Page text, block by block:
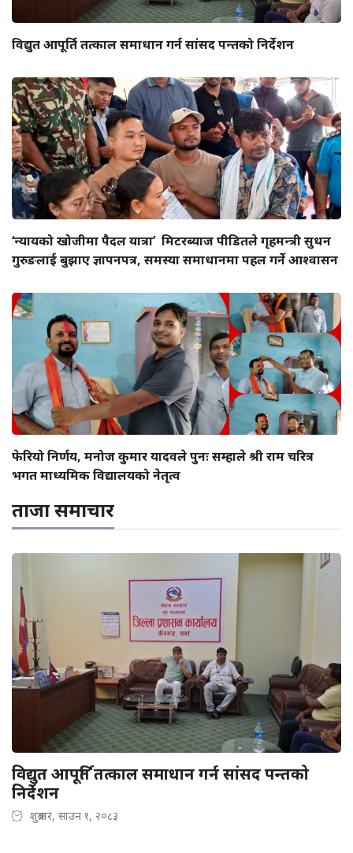
विद्युत आपूर्ति तत्काल समाधान गर्न सांसद पन्तको निर्देशन
‘न्यायको खोजीमा पैदल यात्रा’ मिटरब्याज पीडितले गृहमन्त्री सुधन
गुरुङलाई बुझाए ज्ञापनपत्र, समस्या समाधानमा पहल गर्ने आश्वासन
फेरियो निर्णय, मनोज कुमार यादवले पुनः सम्हाले श्री राम चरित्र
भगत माध्यमिक विद्यालयको नेतृत्व
ताजा समाचार
विद्युत आपूर्ति तत्काल समाधान गर्न सांसद पन्तको
निर्देशन
शुक्रबार, साउन १, २०८३